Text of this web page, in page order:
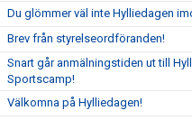
Du glömmer väl inte Hylliedagen
Brev från styrelseordföranden!
Snart går anmälningstiden ut till
Sportscamp!
Välkomna på Hylliedagen!